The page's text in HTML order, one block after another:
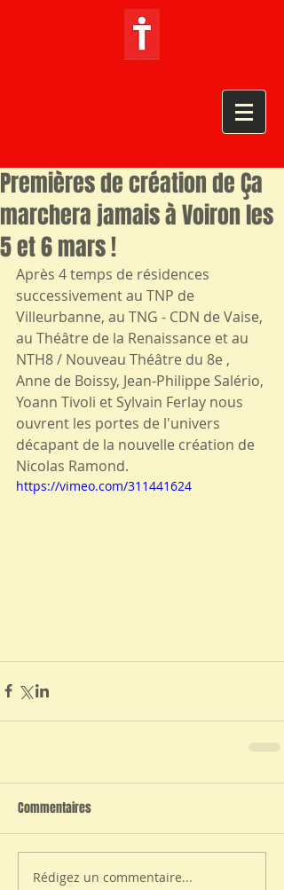
Premières de création de Ça
marchera jamais à Voiron les
5 et 6 mars !
Après 4 temps de résidences
successivement au TNP de
Villeurbanne, au TNG - CDN de Vaise,
au Théâtre de la Renaissance et au
NTH8 / Nouveau Théâtre du 8e ,
Anne de Boissy, Jean-Philippe Salério,
Yoann Tivoli et Sylvain Ferlay nous
ouvrent les portes de l'univers
décapant de la nouvelle création de
Nicolas Ramond.
https://vimeo.com/311441624
Commentaires
Rédigez un commentaire...